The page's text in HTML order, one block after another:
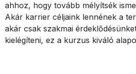
ahhoz, hogy tovább mélyítsék
Akár karrier céljaink lennének a
akár csak szakmai
kielégíteni, ez a kurzus kiváló